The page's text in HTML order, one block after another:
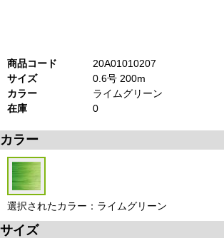
商品コード
20A01010207
サイズ
0.6号 200m
カラー
ライムグリーン
在庫
0
カラー
選択されたカラー：ライムグリーン
サイズ